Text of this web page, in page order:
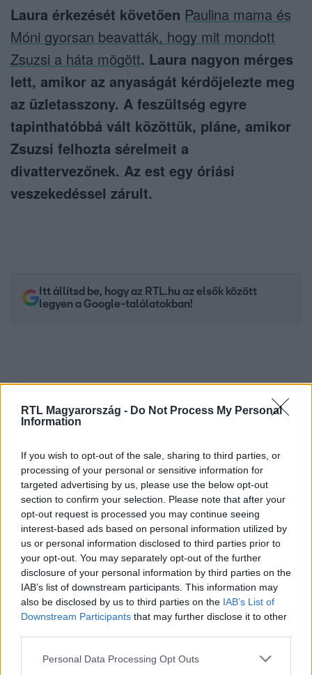
RTL Magyarország - Do Not Process My Personal
Information
If you wish to opt-out of the sale, sharing to third parties, or
processing of your personal or sensitive information for
targeted advertising by us, please use the below opt-out
section to confirm your selection. Please note that after your
opt-out request is processed you may continue seeing
interest-based ads based on personal information utilized by
us or personal information disclosed to third parties prior to
your opt-out. You may separately opt-out of the further
disclosure of your personal information by third parties on the
IAB’s list of downstream participants. This information may
also be disclosed by us to third parties on the IAB’s List of
Downstream Participants that may further disclose it to other
Please note that this website/app uses one or more Google
Personal Data Processing Opt Outs
Laura érkezését követően Paulina mama és
Móni gyorsan beavatták, hogy mit mondott
Zsuzsi a háta mögött. Laura nagyon mérges
lett, amikor az anyaságát kérdőjelezte meg
az üzletasszony. A feszültség egyre
tapinthatóbbá vált közöttük, pláne, amikor
Zsuzsi felhozta sérelmeit a
divattervezőnek. Az est egy óriási
veszekedéssel zárult.
Itt állítsd be, hogy az RTL.hu az elsők között
legyen a Google-találatokban!
Kövess minket, és értesülj a friss hírekről a
Facebookon is!
Követem
#A VÁROS KIRÁLYNŐI #VIDEÓ #ADÁSRÉSZLETEK
LAURA # CZEGLÉDI LAURA #ZSUZSI